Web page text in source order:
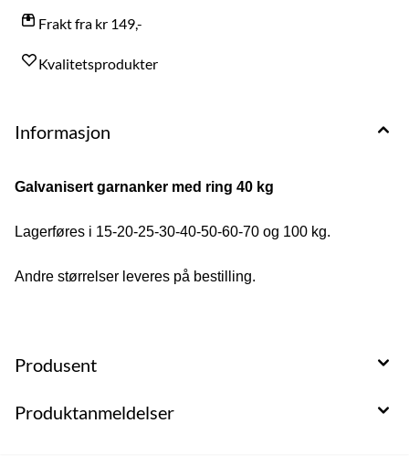
Frakt fra kr 149,-
Kvalitetsprodukter
Informasjon
Galvanisert garnanker med ring 40 kg
Lagerføres i 15-20-25-30-40-50-60-70 og 100 kg.
Andre størrelser leveres på bestilling.
Produsent
Produktanmeldelser